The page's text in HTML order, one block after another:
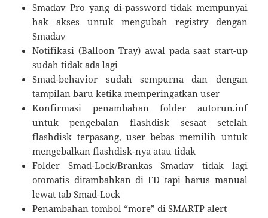
Smadav Pro yang di-password tidak mempunyai
hak akses untuk mengubah registry dengan
Smadav
Notifikasi (Balloon Tray) awal pada saat start-up
sudah tidak ada lagi
Smad-behavior sudah sempurna dan dengan
tampilan baru ketika memperingatkan user
Konfirmasi penambahan folder autorun.inf
untuk pengebalan flashdisk sesaat setelah
flashdisk terpasang, user bebas memilih untuk
mengebalkan flashdisk-nya atau tidak
Folder Smad-Lock/Brankas Smadav tidak lagi
otomatis ditambahkan di FD tapi harus manual
lewat tab Smad-Lock
Penambahan tombol “more” di SMARTP alert